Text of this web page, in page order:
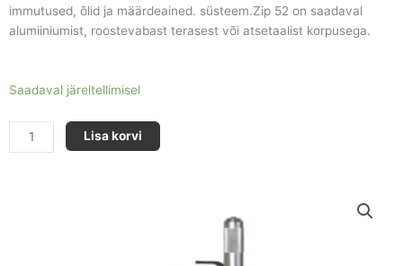
immutused, õlid ja määrdeained. süsteem.Zip 52 on saadaval
alumiiniumist, roostevabast terasest või atsetaalist korpusega.
Saadaval järeltellimisel
ZIP
Lisa korvi